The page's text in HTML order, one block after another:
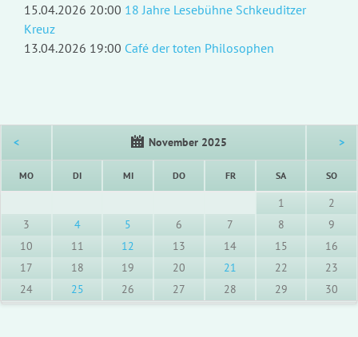
15.04.2026 20:00 18 Jahre Lesebühne Schkeuditzer
Kreuz
13.04.2026 19:00 Café der toten Philosophen
< November 2025 >
MONTAG DIENSTAG MITTWOCH DONNERSTAGFREITAG SAMSTAG SO
1
2
3
4 5 6 7 8
9
10
11 12 13 14 15
16
17
18 19 20 21 22
23
24
25 26 27 28 29 30